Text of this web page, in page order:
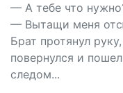
— А тебе что
— Вытащи меня
Брат протянул
повернулся и
следом...